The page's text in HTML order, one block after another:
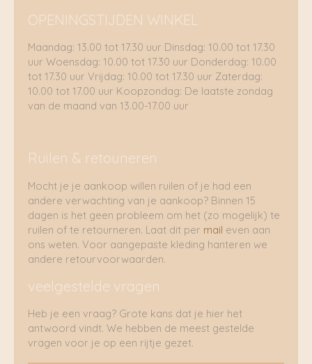
OPENINGSTIJDEN WINKEL
Maandag: 13.00 tot 17.30 uur Dinsdag: 10.00 tot 17.30
uur Woensdag: 10.00 tot 17.30 uur Donderdag: 10.00
tot 17.30 uur Vrijdag: 10.00 tot 17.30 uur Zaterdag:
10.00 tot 17.00 uur Koopzondag: De laatste zondag
van de maand van 13.00-17.00 uur
Ruilen & retouneren
Mocht je je aankoop willen ruilen of je had een
andere verwachting van je aankoop? Binnen 15
dagen is het geen probleem om het (zo mogelijk) te
ruilen of te retourneren. Laat dit per mail even aan
ons weten. Voor aangepaste kleding hanteren we
andere retourvoorwaarden.
veelgestelde vragen
Heb je een vraag? Grote kans dat je hier het
antwoord vindt. We hebben de meest gestelde
vragen voor je op een rijtje gezet.